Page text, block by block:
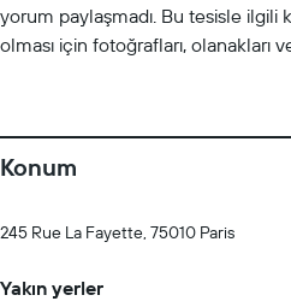
yorum paylaşmadı. Bu tesisle ilgili
olması için fotoğrafları, olanakları
Konum
245 Rue La Fayette, 75010 Paris
Yakın yerler